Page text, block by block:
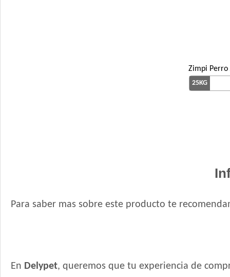
Zimpi Perro
25KG
Para saber mas sobre este producto te
En Delypet, queremos que tu experiencia de